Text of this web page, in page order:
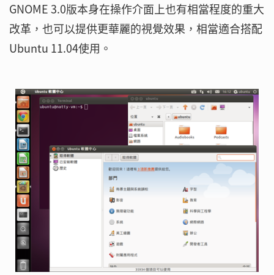
GNOME 3.0版本身在操作介面上也有相當程度的重大
改革，也可以提供更華麗的視覺效果，相當適合搭配
Ubuntu 11.04使用。